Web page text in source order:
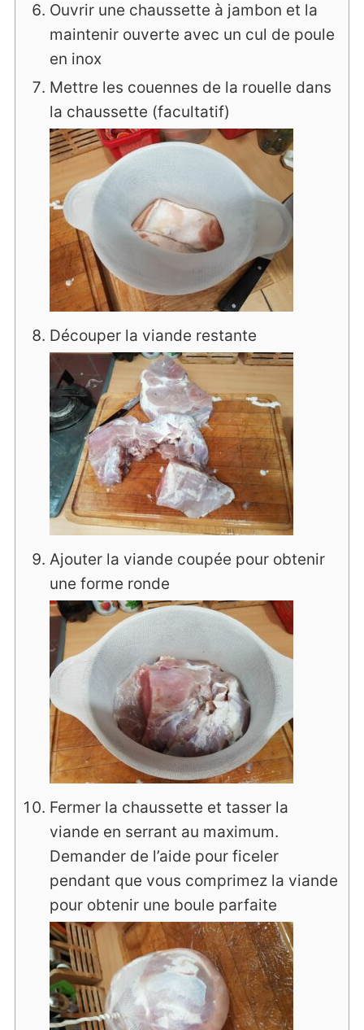
Ouvrir une chaussette à jambon et la
maintenir ouverte avec un cul de poule
en inox
Mettre les couennes de la rouelle dans
la chaussette (facultatif)
Découper la viande restante
Ajouter la viande coupée pour obtenir
une forme ronde
Fermer la chaussette et tasser la
viande en serrant au maximum.
Demander de l’aide pour ficeler
pendant que vous comprimez la viande
pour obtenir une boule parfaite